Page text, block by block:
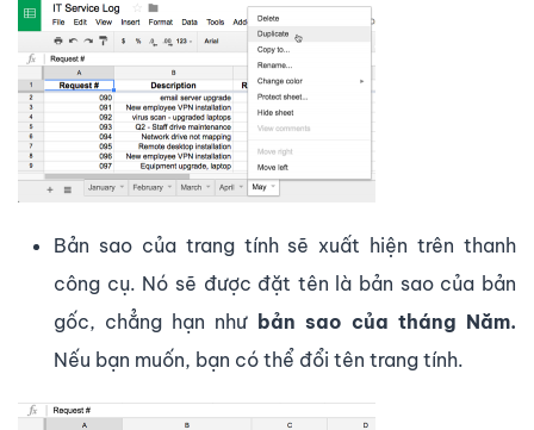
Bản sao của trang tính sẽ xuất hiện trên thanh
công cụ. Nó sẽ được đặt tên là bản sao của bản
gốc, chẳng hạn như bản sao của tháng Năm.
Nếu bạn muốn, bạn có thể đổi tên trang tính.